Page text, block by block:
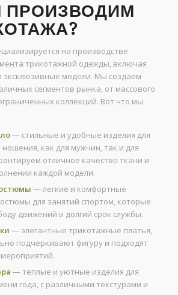
ПРОИЗВОДИМ
на производстве
трикотажной одежды, включая
эксклюзивные модели. Мы создаем
сегментов рынка, от массового
коллекций. Вот что мы
— стильные и удобные изделия для
как для мужчин, так и для
отличное качество ткани и
каждой модели.
— легкие и комфортные
для занятий спортом, которые
движений и долгий срок службы.
— элегантные трикотажные платья,
подчеркивают фигуру и подходят
— теплые и уютные изделия для
года, с различными текстурами и